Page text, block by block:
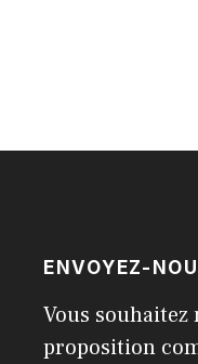
ENVOYEZ-
Vous souhaitez
proposition